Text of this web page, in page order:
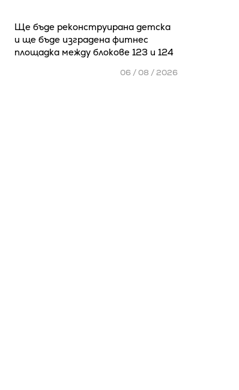
Ще бъде реконструирана детска
и ще бъде изградена фитнес
площадка между блокове 123 и 124
06 / 08 / 2026